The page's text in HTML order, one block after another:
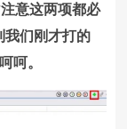
意这两项都必
我们刚才打的
呵。